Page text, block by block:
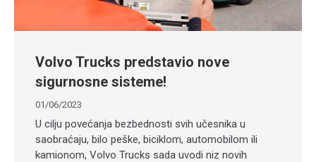
Volvo Trucks predstavio nove
sigurnosne sisteme!
01/06/2023
U cilju povećanja bezbednosti svih učesnika u
saobraćaju, bilo peške, biciklom, automobilom ili
kamionom, Volvo Trucks sada uvodi niz novih